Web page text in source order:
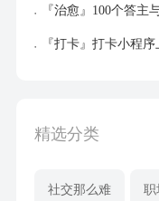
『治愈』100个答主
『打卡』打卡小程
精选分类
社交那么难 职